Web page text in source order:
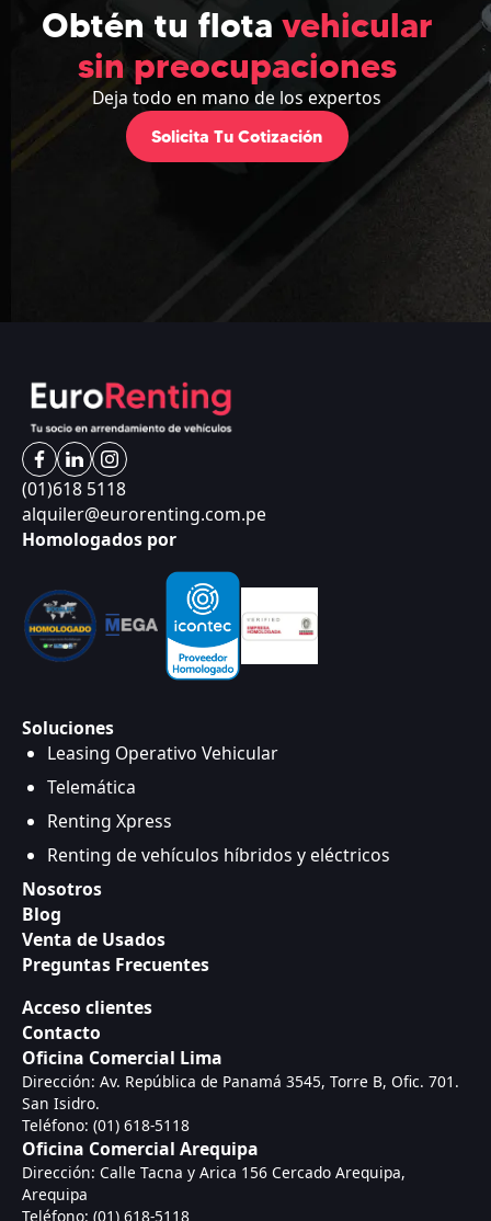
Obtén tu flota vehicular
sin preocupaciones
Deja todo en mano de los expertos
Solicita Tu Cotización
(01)618 5118
alquiler@eurorenting.com.pe
Homologados por
Soluciones
Leasing Operativo Vehicular
Telemática
Renting Xpress
Renting de vehículos híbridos y eléctricos
Nosotros
Blog
Venta de Usados
Preguntas Frecuentes
Acceso clientes
Contacto
Oficina Comercial Lima
Dirección: Av. República de Panamá 3545, Torre B, Ofic. 701.
San Isidro.
Teléfono: (01) 618-5118
Oficina Comercial Arequipa
Dirección: Calle Tacna y Arica 156 Cercado Arequipa,
Arequipa
Teléfono: (01) 618-5118